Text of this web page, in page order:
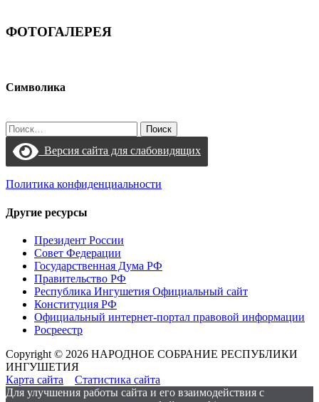
ФОТОГАЛЕРЕЯ
Символика
Найти:
Версия сайта для слабовидящих
Политика конфиденциальности
Другие ресурсы
Президент России
Совет Федерации
Государственная Дума РФ
Правительство РФ
Республика Ингушетия Официальный сайт
Конституция РФ
Официальный интернет-портал правовой информации
Росреестр
Copyright © 2026 НАРОДНОЕ СОБРАНИЕ РЕСПУБЛИКИ
ИНГУШЕТИЯ
Карта сайта
Статистика сайта
Для улучшения работы сайта и его взаимодействия с